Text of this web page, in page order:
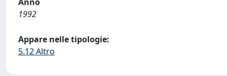
1992
Appare nelle tipologie:
5.12 Altro